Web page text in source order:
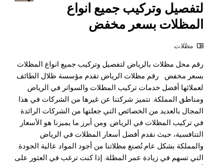
لتفصيل وتركيب جميع انواع
المظلات بسعر مخفض
مظلات
رقم محل مظلات بالرياض لتفصيل وتركيب جميع انواع المظلات
بسعر مخفض رقم مظلات الرياض تقدم مؤسسة ظلال الطائف
لعملائها أفضل خدمات تركيب المظلات والسواتر في الرياض
ومناطق المملكة. تتميز شركتنا عن غيرها من الشركات في هذا
المجال بالعديد من الخصائص التي جعلتها من الشركات الرائدة
في تركيب المظلات في الرياض. ومن أبرز ما يميزنا هو الأسعار
التنافسية، حيث نقدم أفضل أسعار المظلات في الرياض
والمملكة بشكل عام.تُصنع مظلاتنا من أجود المواد عالية الجودة
التي تسهم في زيادة عمر المظلة. إذا كنت ترغب في العثور على